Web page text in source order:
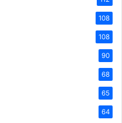
108
108
90
68
65
64